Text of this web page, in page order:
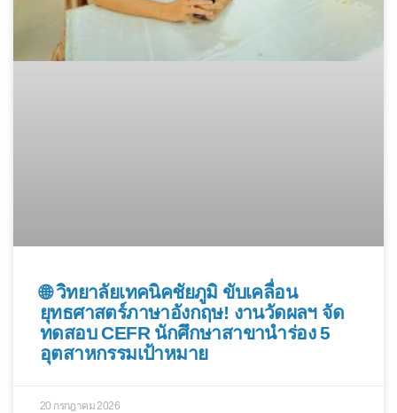
🌐 วิทยาลัยเทคนิคชัยภูมิ ขับเคลื่อน
ยุทธศาสตร์ภาษาอังกฤษ! งานวัดผลฯ จัด
ทดสอบ CEFR นักศึกษาสาขานำร่อง 5
อุตสาหกรรมเป้าหมาย
20 กรกฎาคม 2026